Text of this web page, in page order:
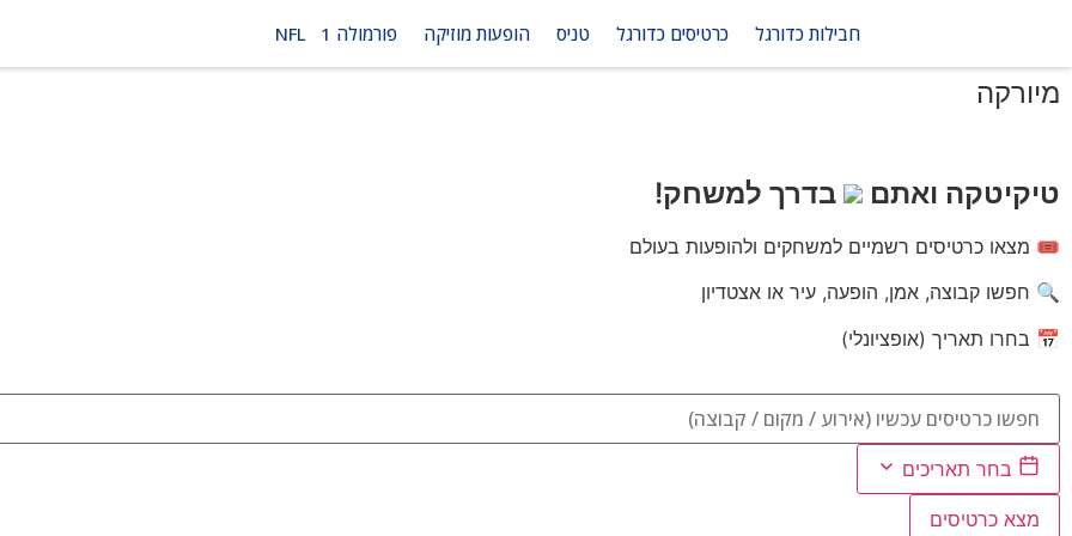
חבילות כדורגל כרטיסים כדורגל טניס הופעות מוזיקה פורמולה 1 NFL
מיורקה
טיקיטקה ואתם בדרך למשחק!
🎟️ מצאו כרטיסים רשמיים למשחקים ולהופעות בעולם
🔍 חפשו קבוצה, אמן, הופעה, עיר או אצטדיון
📅 בחרו תאריך (אופציונלי)
בחר תאריכים
מצא כרטיסים